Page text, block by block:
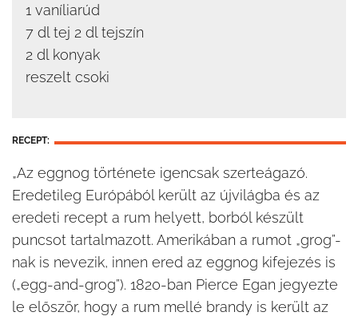
1 vaníliarúd
7 dl tej 2 dl tejszín
2 dl konyak
reszelt csoki
RECEPT:
„Az eggnog története igencsak szerteágazó.
Eredetileg Európából került az újvilágba és az
eredeti recept a rum helyett, borból készült
puncsot tartalmazott. Amerikában a rumot „grog”-
nak is nevezik, innen ered az eggnog kifejezés is
(„egg-and-grog”). 1820-ban Pierce Egan jegyezte
le először, hogy a rum mellé brandy is került az